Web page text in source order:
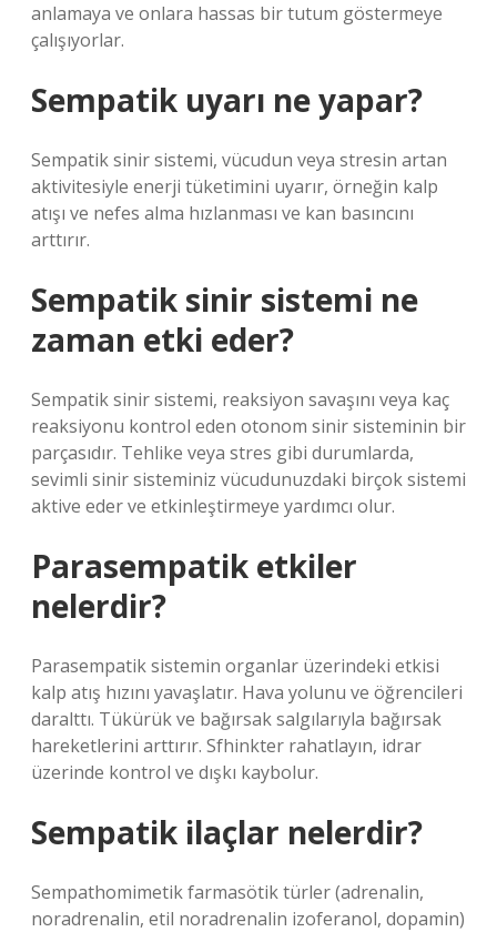
anlamaya ve onlara hassas bir tutum göstermeye
çalışıyorlar.
Sempatik uyarı ne yapar?
Sempatik sinir sistemi, vücudun veya stresin artan
aktivitesiyle enerji tüketimini uyarır, örneğin kalp
atışı ve nefes alma hızlanması ve kan basıncını
arttırır.
Sempatik sinir sistemi ne
zaman etki eder?
Sempatik sinir sistemi, reaksiyon savaşını veya kaç
reaksiyonu kontrol eden otonom sinir sisteminin bir
parçasıdır. Tehlike veya stres gibi durumlarda,
sevimli sinir sisteminiz vücudunuzdaki birçok sistemi
aktive eder ve etkinleştirmeye yardımcı olur.
Parasempatik etkiler
nelerdir?
Parasempatik sistemin organlar üzerindeki etkisi
kalp atış hızını yavaşlatır. Hava yolunu ve öğrencileri
daralttı. Tükürük ve bağırsak salgılarıyla bağırsak
hareketlerini arttırır. Sfhinkter rahatlayın, idrar
üzerinde kontrol ve dışkı kaybolur.
Sempatik ilaçlar nelerdir?
Sempathomimetik farmasötik türler (adrenalin,
noradrenalin, etil noradrenalin izoferanol, dopamin)